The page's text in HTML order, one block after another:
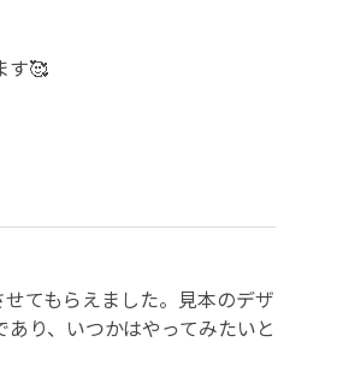
す🥰
てもらえました。見本のデザ
り、いつかはやってみたいと